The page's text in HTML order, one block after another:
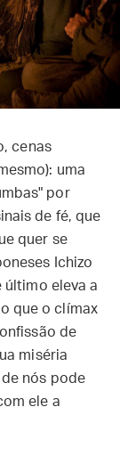
cenas
uma
por
de fé, que
quer se
Ichizo
último eleva a
que o clímax
de
miséria
nós pode
ele a